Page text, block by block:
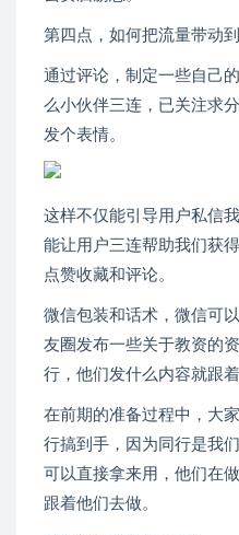
第四点，如何把流量带动
通过评论，制定一些自己
么小伙伴三连，已关注求
发个表情。
这样不仅能引导用户私信
能让用户三连帮助我们获
点赞收藏和评论。
微信包装和话术，微信可
友圈发布一些关于教资的
行，他们发什么内容就跟着
在前期的准备过程中，大
行搞到手，因为同行是我
可以直接拿来用，他们在
跟着他们去做。